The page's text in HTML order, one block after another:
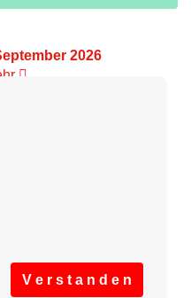
V e r s t a n d e n
2026